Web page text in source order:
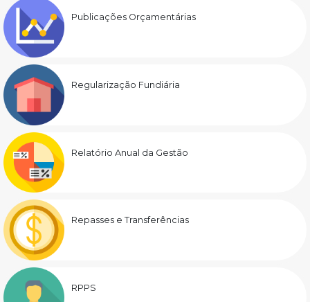
Publicações Orçamentárias
Regularização Fundiária
Relatório Anual da Gestão
Repasses e Transferências
RPPS